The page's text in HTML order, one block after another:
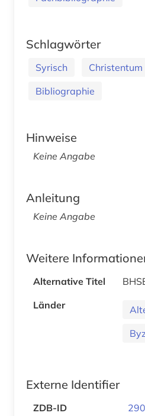
Schlagwörter
Syrisch Christentum
Bibliographie
Hinweise
Keine Angabe
Anleitung
Keine Angabe
Weitere
Alternative Titel
Länder
Externe Identifier
ZDB-ID